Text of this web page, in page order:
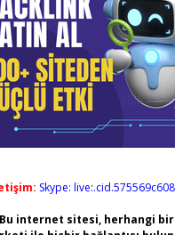
Skype:
Bu internet sitesi, herhangi